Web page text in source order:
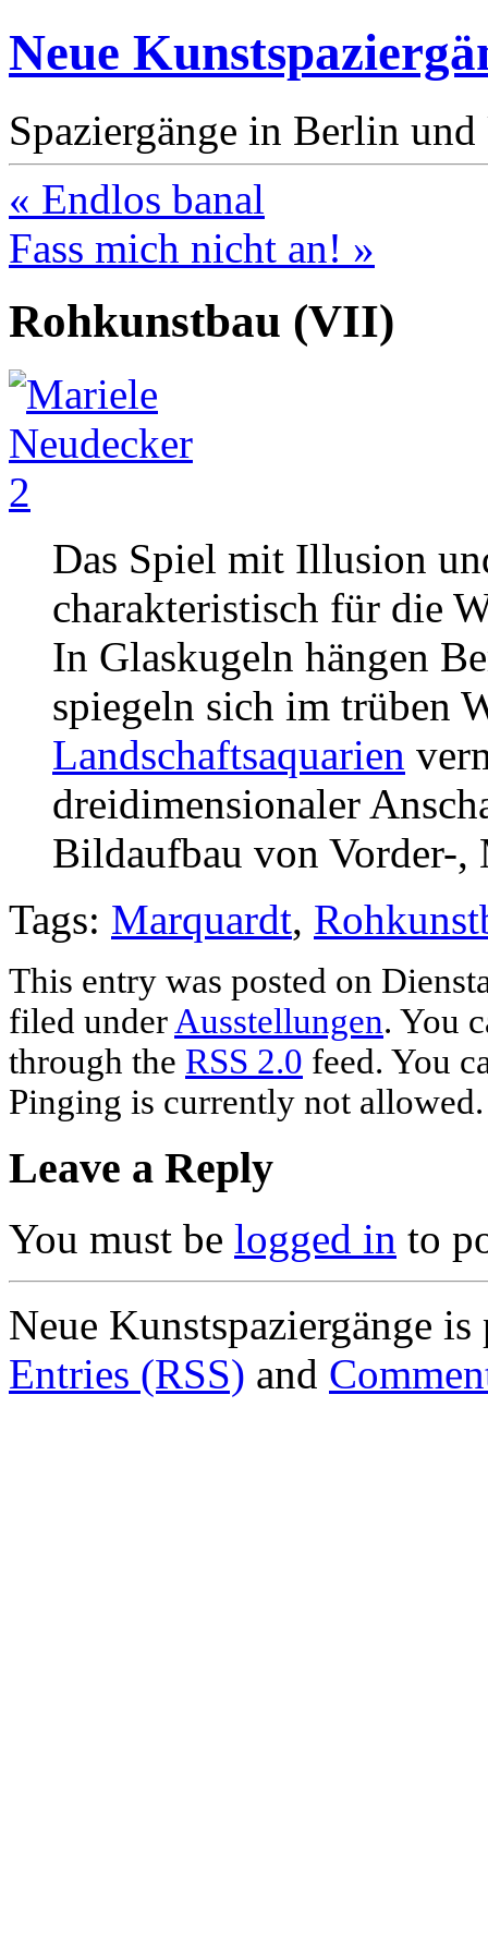
Neue
Spaziergänge in Berlin
« Endlos banal
Fass mich nicht an! »
Rohkunstbau (VII)
Das Spiel mit Illusion
charakteristisch für die
In Glaskugeln hängen
spiegeln sich im trüben
Landschaftsaquarien
dreidimensionaler
Bildaufbau von Vorder-
Tags: Marquardt,
This entry was posted on
filed under Ausstellungen. You
through the RSS 2.0 feed. You
Pinging is currently not allowed.
Leave a Reply
You must be logged in to
Neue Kunstspaziergänge
Entries (RSS) and